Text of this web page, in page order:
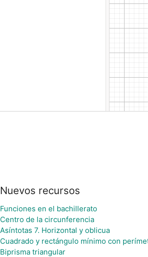
Nuevos recursos
Funciones en el bachillerato
Centro de la circunferencia
Asíntotas 7. Horizontal y oblicua
Cuadrado y rectángulo mínimo con
Biprisma triangular